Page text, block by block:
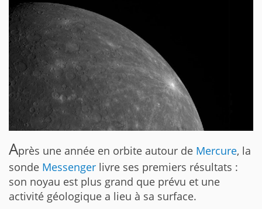
Après une année en orbite autour de Mercure, la
sonde Messenger livre ses premiers résultats :
son noyau est plus grand que prévu et une
activité géologique a lieu à sa surface.